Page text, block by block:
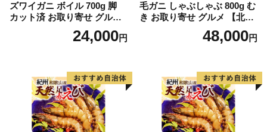
ズワイガニ ボイル 700g 脚
カット済 お取り寄せ グルメ
【北海道】【札幌バルナバフ
24,000円
毛ガニ しゃぶしゃぶ 800g む
き お取り寄せ グルメ 【北海
道】【札幌バルナバフーズ】
48,000円